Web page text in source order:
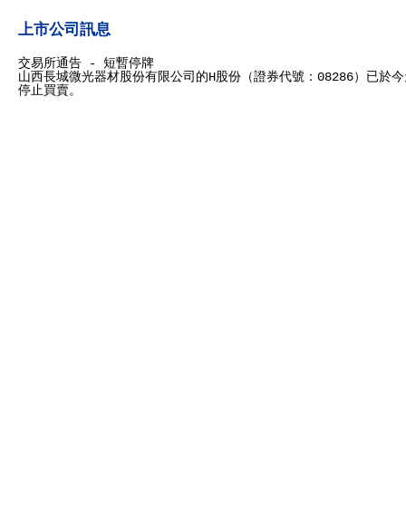
上市公司訊息
交易所通告 - 短暫停牌
山西長城微光器材股份有限公司的H股份（證券代號：08286）已於
停止買賣。